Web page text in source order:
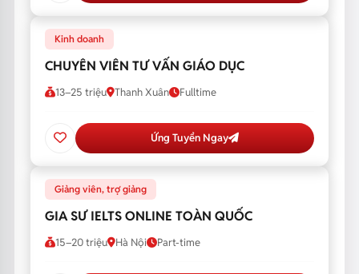
Kinh doanh
CHUYÊN VIÊN TƯ VẤN GIÁO DỤC
13–25 triệu Thanh Xuân Fulltime
Ứng Tuyển Ngay
Giảng viên, trợ giảng
GIA SƯ IELTS ONLINE TOÀN QUỐC
15–20 triệu Hà Nội Part-time